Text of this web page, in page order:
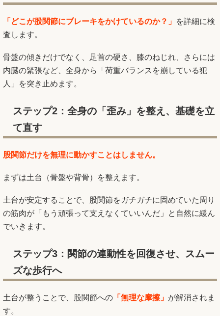
「どこが股関節にブレーキをかけているのか？」 を詳細に検
査します。
骨盤の傾きだけでなく、足首の硬さ、膝のねじれ、さらには
内臓の緊張など、全身から「荷重バランスを崩している犯
人」を突き止めます。
ステップ2：全身の「歪み」を整え、基礎を立
て直す
股関節だけを無理に動かすことはしません。
まずは土台（骨盤や背骨）を整えます。
土台が安定することで、股関節をガチガチに固めていた周り
の筋肉が「もう頑張って支えなくていいんだ」と自然に緩ん
でいきます。
ステップ3：関節の連動性を回復させ、スムー
ズな歩行へ
土台が整うことで、股関節への 「無理な摩擦」 が解消されま
す。